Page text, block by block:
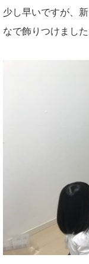
少し早いですが、
なで飾りつけました